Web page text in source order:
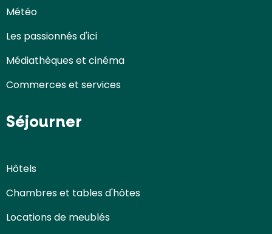
Météo
Les passionnés d'ici
Médiathèques et cinéma
Commerces et services
Séjourner
Hôtels
Chambres et tables d'hôtes
Locations de meublés